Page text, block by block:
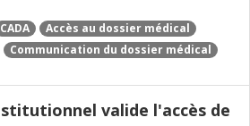
CADA
Accès au dossier médical
Communication du dossier médical
valide l'accès de